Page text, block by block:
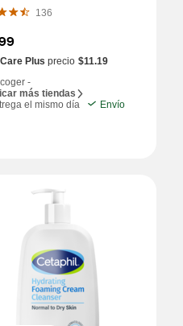
136
Plus precio $11.19
-
más tiendas
el mismo día
Envío